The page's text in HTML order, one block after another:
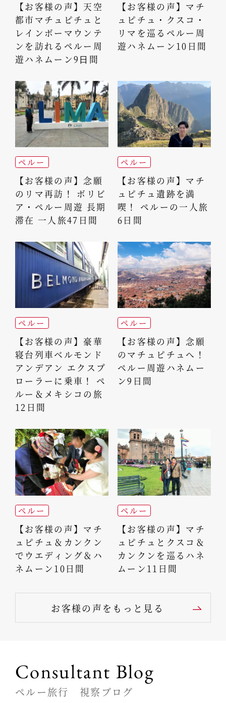
【お客様の声】天空
都市マチュピチュと
レインボーマウンテ
ンを訪れるペルー周
遊ハネムーン9⽇間
【お客様の声】マチ
ュピチュ・クスコ・
リマを巡るペルー周
遊ハネムーン10日間
ペルー
【お客様の声】念願
のリマ再訪！ ボリビ
ア・ペルー周遊 長期
滞在 一人旅47日間
ペルー
【お客様の声】マチ
ュピチュ遺跡を満
喫！ ペルーの一人旅
6日間
ペルー
【お客様の声】豪華
寝台列車ベルモンド
アンデアン エクスプ
ローラーに乗車！ ペ
ルー＆メキシコの旅
12日間
ペルー
【お客様の声】念願
のマチュピチュへ！
ペルー周遊ハネムー
ン9日間
ペルー
【お客様の声】マチ
ュピチュ＆カンクン
でウエディング＆ハ
ネムーン10日間
ペルー
【お客様の声】マチ
ュピチュとクスコ＆
カンクンを巡るハネ
ムーン11日間
お客様の声をもっと見る
Consultant Blog
ペルー旅行 視察ブログ